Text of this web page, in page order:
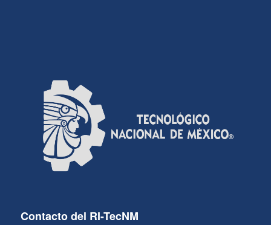
Contacto del RI-TecNM